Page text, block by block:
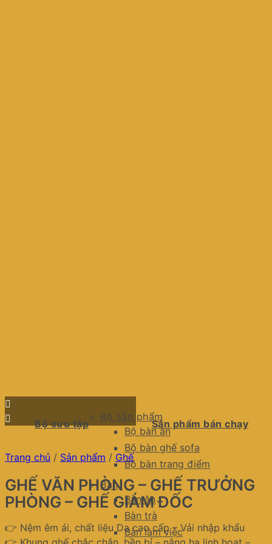
Bộ sản phẩm
Bộ bàn ăn
Bộ bàn ghế sofa
Bộ bàn trang điểm
Bàn
Bàn ăn
Bàn trà
Bàn làm việc
Bộ sưu tập Sản phẩm bán chạy
Trang chủ / Sản phẩm / Ghế
GHẾ VĂN PHÒNG – GHẾ TRƯỞNG
PHÒNG – GHẾ GIÁM ĐỐC
👉 Nệm êm ái, chất liệu Da cao cấp – Vải nhập khẩu